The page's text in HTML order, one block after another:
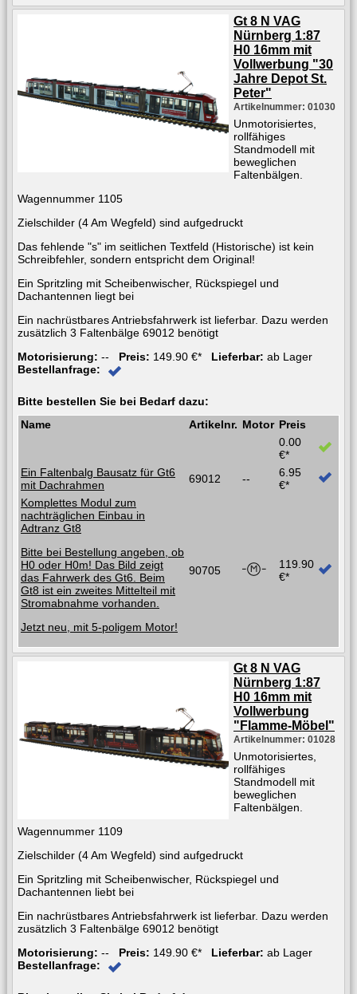
Gt 8 N VAG
Nürnberg 1:87
H0 16mm mit
Vollwerbung "30
Jahre Depot St.
Peter"
Artikelnummer: 01030
Unmotorisiertes,
rollfähiges
Standmodell mit
beweglichen
Faltenbälgen.
Wagennummer 1105
Zielschilder (4 Am Wegfeld) sind aufgedruckt
Das fehlende "s" im seitlichen Textfeld (Historische) ist kein
Schreibfehler, sondern entspricht dem Original!
Ein Spritzling mit Scheibenwischer, Rückspiegel und
Dachantennen liegt bei
Ein nachrüstbares Antriebsfahrwerk ist lieferbar. Dazu werden
zusätzlich 3 Faltenbälge 69012 benötigt
Motorisierung: -- Preis: 149.90 €* Lieferbar: ab Lager
Bestellanfrage:
Bitte bestellen Sie bei Bedarf dazu:
Name
Artikelnr. Motor Preis
0.00
€*
Ein Faltenbalg Bausatz für Gt6
mit Dachrahmen
69012 --
6.95
€*
Komplettes Modul zum
nachträglichen Einbau in
Adtranz Gt8
Bitte bei Bestellung angeben, ob
H0 oder H0m! Das Bild zeigt
das Fahrwerk des Gt6. Beim
Gt8 ist ein zweites Mittelteil mit
Stromabnahme vorhanden.
Jetzt neu, mit 5-poligem Motor!
90705
119.90
€*
Gt 8 N VAG
Nürnberg 1:87
H0 16mm mit
Vollwerbung
"Flamme-Möbel"
Artikelnummer: 01028
Unmotorisiertes,
rollfähiges
Standmodell mit
beweglichen
Faltenbälgen.
Wagennummer 1109
Zielschilder (4 Am Wegfeld) sind aufgedruckt
Ein Spritzling mit Scheibenwischer, Rückspiegel und
Dachantennen liebt bei
Ein nachrüstbares Antriebsfahrwerk ist lieferbar. Dazu werden
zusätzlich 3 Faltenbälge 69012 benötigt
Motorisierung: -- Preis: 149.90 €* Lieferbar: ab Lager
Bestellanfrage: